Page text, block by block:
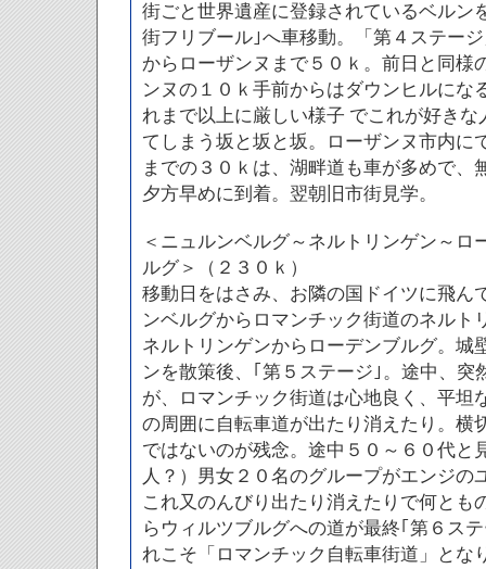
街ごと世界遺産に登録されているベルン
街フリブール｣へ車移動。「第４ステー
からローザンヌまで５０ｋ。前日と同様
ンヌの１０ｋ手前からはダウンヒルにな
れまで以上に厳しい様子 でこれが好き
てしまう坂と坂と坂。ローザンヌ市内に
までの３０ｋは、湖畔道も車が多めで、
夕方早めに到着。翌朝旧市街見学。
＜ニュルンベルグ～ネルトリンゲン～ロ
ルグ＞（２３０ｋ）
移動日をはさみ、お隣の国ドイツに飛ん
ンベルグからロマンチック街道のネルト
ネルトリンゲンからローデンブルグ。城
ンを散策後、｢第５ステージ｣。途中、突
が、ロマンチック街道は心地良く、平坦
の周囲に自転車道が出たり消えたり。横
ではないのが残念。途中５０～６０代と
人？）男女２０名のグループがエンジの
これ又のんびり出たり消えたりで何とも
らウィルツブルグへの道が最終｢第６ス
れこそ「ロマンチック自転車街道」とな